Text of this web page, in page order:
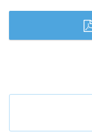
Что будет с